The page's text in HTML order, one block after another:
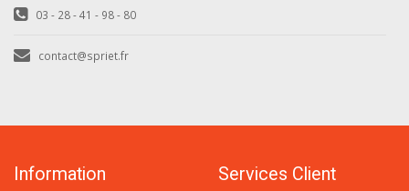
03 - 28 - 41 - 98 - 80
contact@spriet.fr
Information Services Client